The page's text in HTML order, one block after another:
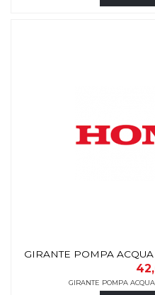
GIRANTE POMPA
GIRANTE POMPA